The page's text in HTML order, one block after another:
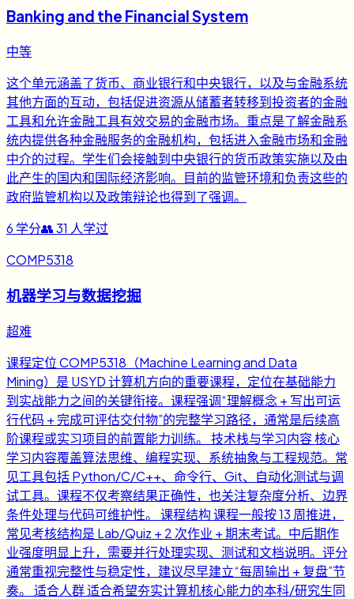
Banking and the Financial System
中等
这个单元涵盖了货币、商业银行和中央银行，以及与金融系统
其他方面的互动，包括促进资源从储蓄者转移到投资者的金融
工具和允许金融工具有效交易的金融市场。重点是了解金融系
统内提供各种金融服务的金融机构，包括进入金融市场和金融
中介的过程。学生们会接触到中央银行的货币政策实施以及由
此产生的国内和国际经济影响。目前的监管环境和负责这些的
政府监管机构以及政策辩论也得到了强调。
6 学分👥31 人学过
COMP5318
机器学习与数据挖掘
超难
课程定位 COMP5318（Machine Learning and Data
Mining）是 USYD 计算机方向的重要课程，定位在基础能力
到实战能力之间的关键衔接。课程强调“理解概念 + 写出可运
行代码 + 完成可评估交付物”的完整学习路径，通常是后续高
阶课程或实习项目的前置能力训练。 技术栈与学习内容 核心
学习内容覆盖算法思维、编程实现、系统抽象与工程规范。常
见工具包括 Python/C/C++、命令行、Git、自动化测试与调
试工具。课程不仅考察结果正确性，也关注复杂度分析、边界
条件处理与代码可维护性。 课程结构 课程一般按 13 周推进，
常见考核结构是 Lab/Quiz + 2 次作业 + 期末考试。中后期作
业强度明显上升，需要并行处理实现、测试和文档说明。评分
通常重视完整性与稳定性，建议尽早建立“每周输出 + 复盘”节
奏。 适合人群 适合希望夯实计算机核心能力的本科/研究生同